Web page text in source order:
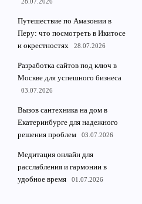
Путешествие по Амазонии в
Перу: что посмотреть в Икитосе
и окрестностях
28.07.2026
Разработка сайтов под ключ в
Москве для успешного бизнеса
03.07.2026
Вызов сантехника на дом в
Екатеринбурге для надежного
решения проблем
03.07.2026
Медитация онлайн для
расслабления и гармонии в
удобное время
01.07.2026